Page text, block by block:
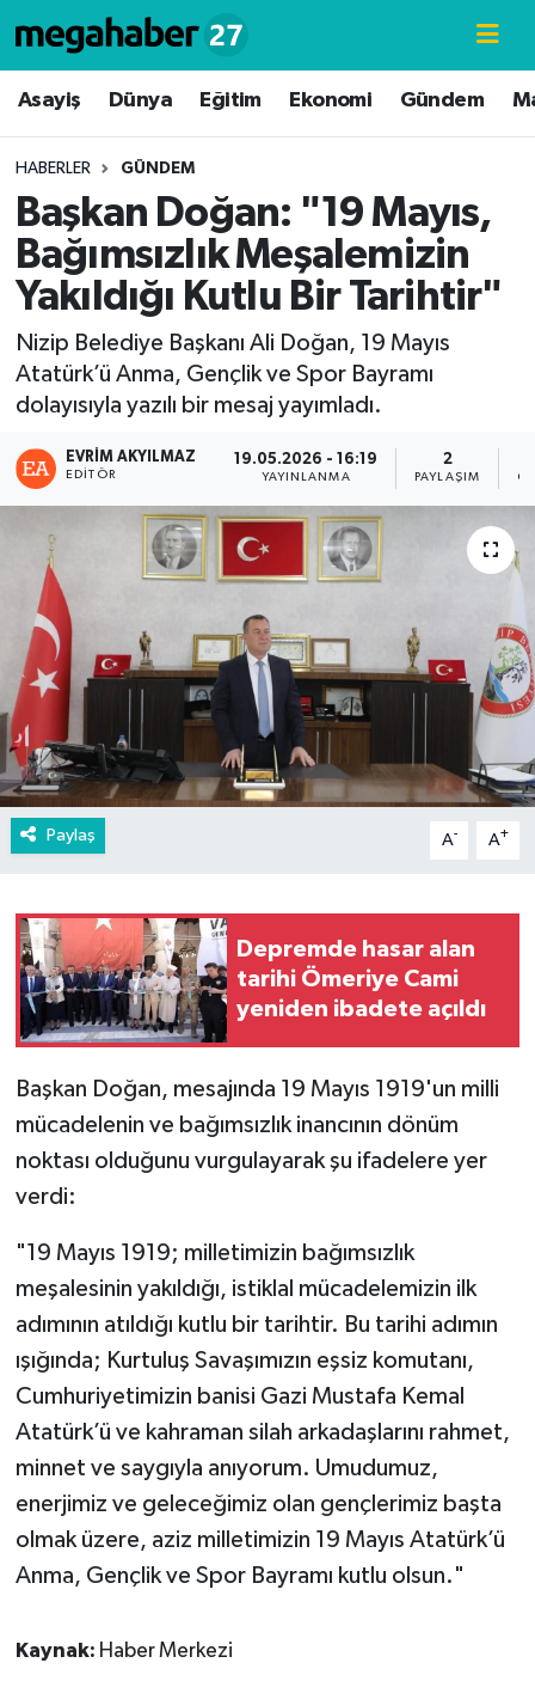
Asayiş Dünya Eğitim Ekonomi Gündem
HABERLER GÜNDEM
Başkan Doğan: "19 Mayıs,
Bağımsızlık Meşalemizin
Yakıldığı Kutlu Bir Tarihtir"
Nizip Belediye Başkanı Ali Doğan, 19 Mayıs
Atatürk’ü Anma, Gençlik ve Spor Bayramı
dolayısıyla yazılı bir mesaj yayımladı.
EVRIM AKYILMAZ
EDITÖR
19.05.2026 - 16:19
YAYINLANMA
2
PAYLAŞIM
Paylaş A- A+
Depremde hasar alan
tarihi Ömeriye Cami
yeniden ibadete açıldı
​Başkan Doğan, mesajında 19 Mayıs 1919'un milli
mücadelenin ve bağımsızlık inancının dönüm
noktası olduğunu vurgulayarak şu ifadelere yer
verdi:
​"19 Mayıs 1919; milletimizin bağımsızlık
meşalesinin yakıldığı, istiklal mücadelemizin ilk
adımının atıldığı kutlu bir tarihtir. Bu tarihi adımın
ışığında; Kurtuluş Savaşımızın eşsiz komutanı,
Cumhuriyetimizin banisi Gazi Mustafa Kemal
Atatürk’ü ve kahraman silah arkadaşlarını rahmet,
minnet ve saygıyla anıyorum. Umudumuz,
enerjimiz ve geleceğimiz olan gençlerimiz başta
olmak üzere, aziz milletimizin 19 Mayıs Atatürk’ü
Anma, Gençlik ve Spor Bayramı kutlu olsun."
Kaynak: Haber Merkezi
Hava Durumu
Süper Lig Puan Durumu ve Fikstür
Tüm Manşetler
Son Dakika Haberleri
Haber Arşivi